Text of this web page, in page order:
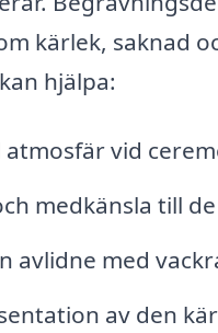
kärlek, saknad
hjälpa:
vid
medkänsla till
avlidne med
av den